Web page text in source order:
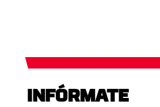
INFÓRMATE